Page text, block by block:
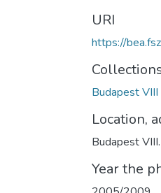
URI
https://
Budapest
Location,
Budapest
Year the